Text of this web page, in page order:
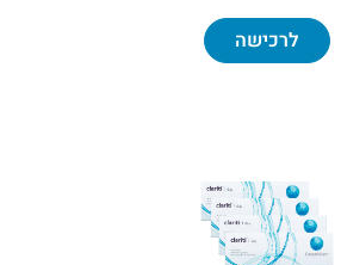
לרכישה